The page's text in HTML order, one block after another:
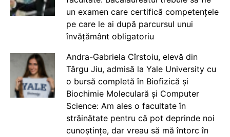
un examen care certifică competențele
pe care le ai după parcursul unui
învățământ obligatoriu
Andra-Gabriela Cîrstoiu, elevă din
Târgu Jiu, admisă la Yale University cu
o bursă completă în Biofizică și
Biochimie Moleculară și Computer
Science: Am ales o facultate în
străinătate pentru că pot deprinde noi
cunoștințe, dar vreau să mă întorc în